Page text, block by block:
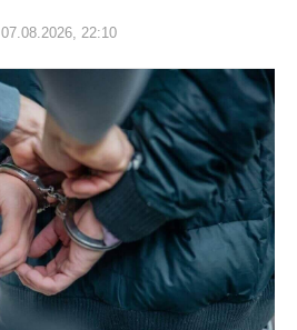
07.08.2026, 22:10